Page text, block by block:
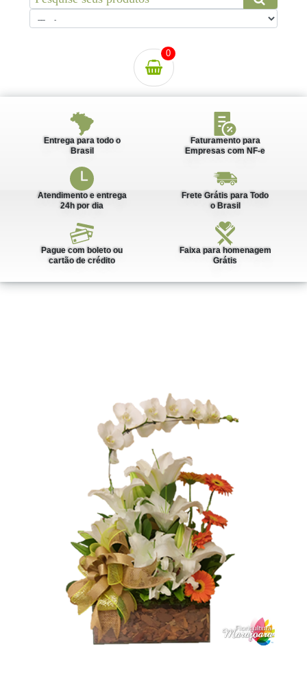
0
Entrega para todo o
Brasil
Faturamento para
Empresas com NF-e
Atendimento e entrega
24h por dia
Frete Grátis para Todo
o Brasil
Pague com boleto ou
cartão de crédito
Faixa para homenagem
Grátis